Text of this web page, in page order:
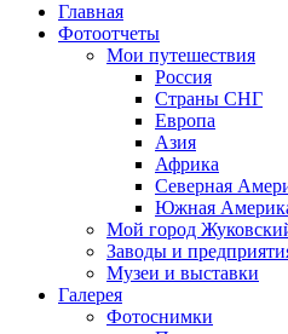
Главная
Фотоотчеты
Мои путешествия
Россия
Страны СНГ
Европа
Азия
Африка
Северная
Южная
Мой город
Заводы и
Музеи и выставки
Галерея
Фотоснимки